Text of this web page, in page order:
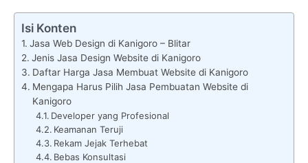
Isi Konten
Jasa Web Design di Kanigoro – Blitar
Jenis Jasa Design Website di Kanigoro
Daftar Harga Jasa Membuat Website di Kanigoro
Mengapa Harus Pilih Jasa Pembuatan Website di
Kanigoro
Developer yang Profesional
Keamanan Teruji
Rekam Jejak Terhebat
Bebas Konsultasi